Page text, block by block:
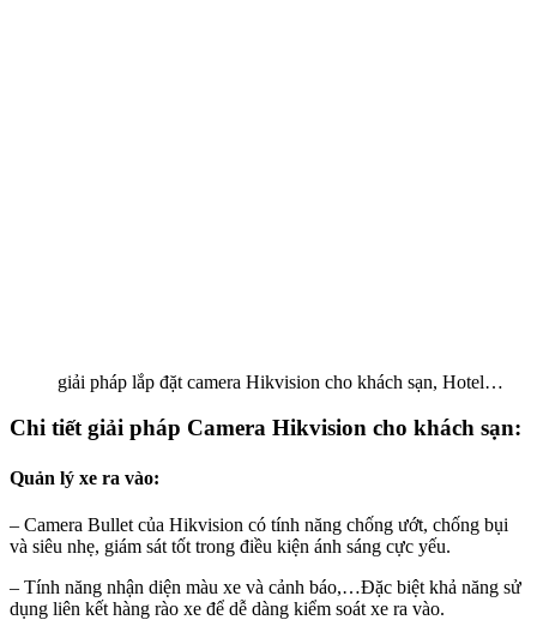
giải pháp lắp đặt camera Hikvision cho khách sạn, Hotel…
Chi tiết giải pháp Camera Hikvision cho khách sạn:
Quản lý xe ra vào:
– Camera Bullet của Hikvision có tính năng chống ướt, chống bụi
và siêu nhẹ, giám sát tốt trong điều kiện ánh sáng cực yếu.
– Tính năng nhận diện màu xe và cảnh báo,…Đặc biệt khả năng sử
dụng liên kết hàng rào xe để dễ dàng kiểm soát xe ra vào.